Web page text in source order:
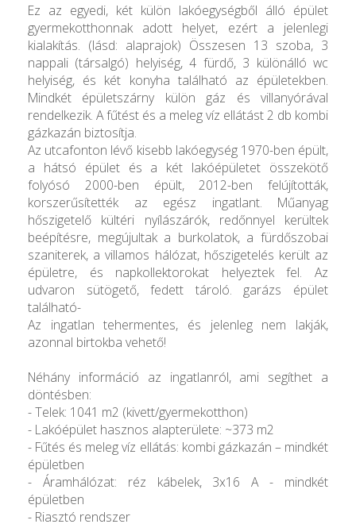
Ez az egyedi, két külön lakóegységből álló épület
gyermekotthonnak adott helyet, ezért a jelenlegi
kialakítás. (lásd: alaprajok) Összesen 13 szoba, 3
nappali (társalgó) helyiség, 4 fürdő, 3 különálló wc
helyiség, és két konyha található az épületekben.
Mindkét épületszárny külön gáz és villanyórával
rendelkezik. A fűtést és a meleg víz ellátást 2 db kombi
gázkazán biztosítja.
Az utcafonton lévő kisebb lakóegység 1970-ben épült,
a hátsó épület és a két lakóépületet összekötő
folyósó 2000-ben épült, 2012-ben felújították,
korszerűsítették az egész ingatlant. Műanyag
hőszigetelő kültéri nyílászárók, redőnnyel kerültek
beépítésre, megújultak a burkolatok, a fürdőszobai
szaniterek, a villamos hálózat, hőszigetelés került az
épületre, és napkollektorokat helyeztek fel. Az
udvaron sütögető, fedett tároló. garázs épület
található-
Az ingatlan tehermentes, és jelenleg nem lakják,
azonnal birtokba vehető!
Néhány információ az ingatlanról, ami segíthet a
döntésben:
- Telek: 1041 m2 (kivett/gyermekotthon)
- Lakóépület hasznos alapterülete: ~373 m2
- Fűtés és meleg víz ellátás: kombi gázkazán – mindkét
épületben
- Áramhálózat: réz kábelek, 3x16 A - mindkét
épületben
- Riasztó rendszer